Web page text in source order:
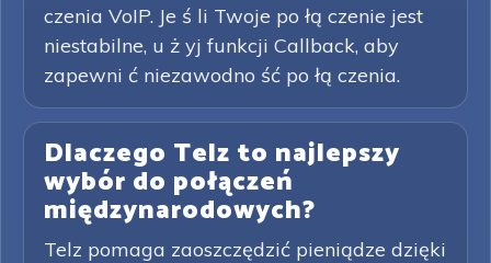
czenia VoIP. Je ś li Twoje po łą czenie jest
niestabilne, u ż yj funkcji Callback, aby
zapewni ć niezawodno ść po łą czenia.
Dlaczego Telz to najlepszy
wybór do połączeń
międzynarodowych?
Telz pomaga zaoszczędzić pieniądze dzięki